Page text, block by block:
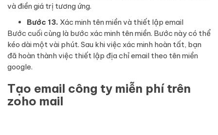
và điền giá trị tương ứng.
Bước 13. Xác minh tên miền và thiết lập email
Bước cuối cùng là bước xác minh tên miền. Bước này có thể
kéo dài một vài phút. Sau khi việc xác minh hoàn tất, bạn
đã hoàn thành việc thiết lập địa chỉ email theo tên miền
google.
Tạo email công ty miễn phí trên
zoho mail